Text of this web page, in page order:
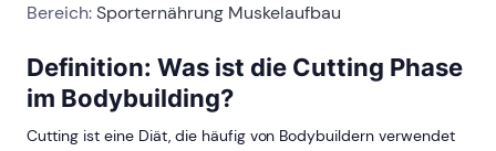
Bereich:Sporternährung Muskelaufbau
Definition: Was ist die Cutting Phase
im Bodybuilding?
Cutting ist eine Diät, die häufig von Bodybuildern verwendet